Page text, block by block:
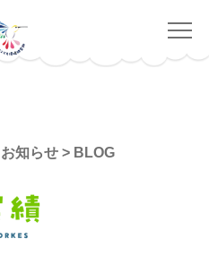
お知らせ > BLOG